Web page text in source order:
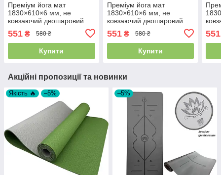
Преміум йога мат
1830×610×6 мм, не
ковзаючий двошаровий
килимок для фітнесу, TPE-
ТС
551 ₴ 580 ₴
Купити
Преміум йога мат
1830×610×6 мм, не
ковзаючий двошаровий
килимок для фітнесу, TPE-
ТС, жовтогарячий верх/
чорний низ
551₴ 580 ₴
Купити
ТС,
низ
551
Акційні пропозиції та новинки
Якість 🔥 –5% –5%